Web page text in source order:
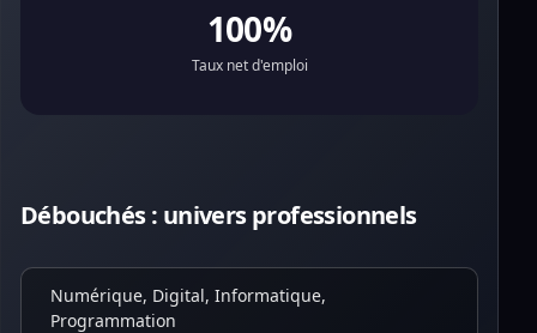
100%
Taux net d'emploi
Débouchés : univers professionnels
Numérique, Digital, Informatique,
Programmation